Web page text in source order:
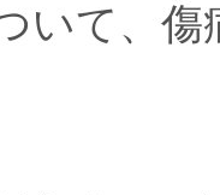
いて、傷